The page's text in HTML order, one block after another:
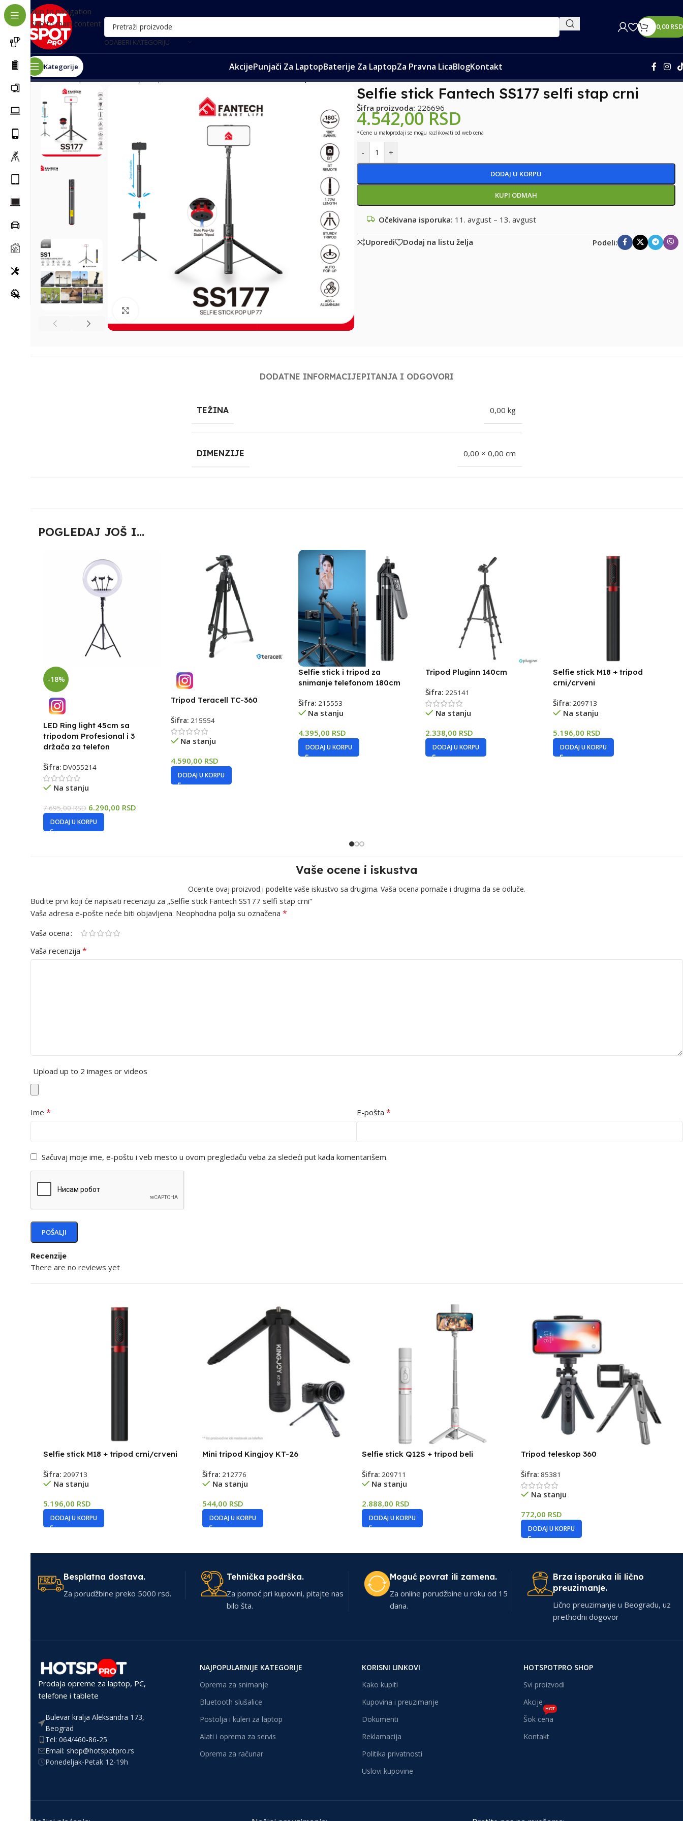
Skip to navigation
Skip to main content
ODABERI KATEGORIJU
0,00RSD
Kategorije AkcijePunjači Za LaptopBaterije Za LaptopZa Pravna LicaBlogKontakt
Почетна/Oprema za snimanje/Tripodi/Selfie stick Fantech SS177 selfi stap crni
Klikni za uvećanje
Selfie stick Fantech SS177 selfi stap crni
Šifra proizvoda: 226696
4.542,00RSD
*Cene u maloprodaji se mogu razlikovati od web cena
- +
DODAJ U KORPU
KUPI ODMAH
Očekivana isporuka: 11. avgust – 13. avgust
Uporedi Dodaj na listu želja Podeli:
DODATNE INFORMACIJEPITANJA I ODGOVORI
TEŽINA 0,00 kg
DIMENZIJE 0,00 × 0,00 cm
POGLEDAJ JOŠ I...
-18%
LED Ring light 45cm sa
tripodom Profesional i 3
držača za telefon
Šifra: DV055214
Na stanju
7.695,00RSD 6.290,00 RSD
DODAJ U KORPU
Tripod Teracell TC-360
Šifra: 215554
Na stanju
4.590,00 RSD
DODAJ U KORPU
Selfie stick i tripod za
snimanje telefonom 180cm
Šifra: 215553
Na stanju
4.395,00 RSD
DODAJ U KORPU
Tripod Pluginn 140cm
Šifra:225141
Na stanju
2.338,00 RSD
DODAJ U KORPU
Selfie stick M18 + tripod
crni/crveni
Šifra:209713
Na stanju
5.196,00 RSD
DODAJ U KORPU
Vaše ocene i iskustva
Ocenite ovaj proizvod i podelite vaše iskustvo sa drugima. Vaša ocena pomaže i drugima da se odluče.
Recenzije
There are no reviews yet
Budite prvi koji će napisati recenziju za „Selfie stick Fantech SS177 selfi stap crni“
Vaša adresa e-pošte neće biti objavljena. Neophodna polja su označena *
Vaša ocena
Vaša recenzija *
Upload up to 2 images or videos
Ime * E-pošta *
Sačuvaj moje ime, e-poštu i veb mesto u ovom pregledaču veba za sledeći put kada komentarišem.
Selfie stick M18 + tripod crni/crveni
Šifra: 209713
Na stanju
5.196,00 RSD
DODAJ U KORPU
Mini tripod Kingjoy KT-26
Šifra:212776
Na stanju
544,00 RSD
DODAJ U KORPU
Selfie stick Q12S + tripod beli
Šifra: 209711
Na stanju
2.888,00 RSD
DODAJ U KORPU
Tripod teleskop 360
Šifra: 85381
Na stanju
772,00 RSD
DODAJ U KORPU
Besplatna dostava.
Za porudžbine preko 5000 rsd.
Tehnička podrška.
Za pomoć pri kupovini, pitajte nas
bilo šta.
Moguć povrat ili zamena.
Za online porudžbine u roku od 15
dana.
Brza isporuka ili lično
preuzimanje.
Lično preuzimanje u Beogradu, uz
prethodni dogovor
Prodaja opreme za laptop, PC,
telefone i tablete
Bulevar kralja Aleksandra 173,
Beograd
Tel: 064/460-86-25
Email: shop@hotspotpro.rs
Ponedeljak-Petak 12-19h
NAJPOPULARNIJE KATEGORIJE
Oprema za snimanje
Bluetooth slušalice
Postolja i kuleri za laptop
Alati i oprema za servis
Oprema za računar
KORISNI LINKOVI
Kako kupiti
Kupovina i preuzimanje
Dokumenti
Reklamacija
Politika privatnosti
Uslovi kupovine
HOTSPOTPRO SHOP
Svi proizvodi
Akcije
Šok cena
HOT
Kontakt